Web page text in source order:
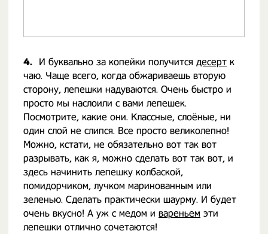
4. И буквально за копейки получится десерт к
чаю. Чаще всего, когда обжариваешь вторую
сторону, лепешки надуваются. Очень быстро и
просто мы наслоили с вами лепешек.
Посмотрите, какие они. Классные, слоёные, ни
один слой не слипся. Все просто великолепно!
Можно, кстати, не обязательно вот так вот
разрывать, как я, можно сделать вот так вот, и
здесь начинить лепешку колбаской,
помидорчиком, лучком маринованным или
зеленью. Сделать практически шаурму. И будет
очень вкусно! А уж с медом и вареньем эти
лепешки отлично сочетаются!